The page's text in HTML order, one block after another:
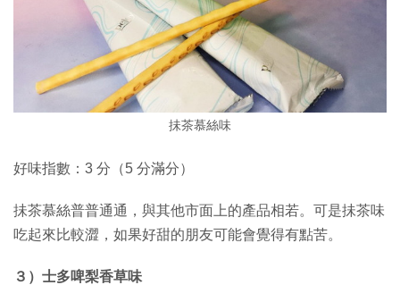
抺茶慕絲味
好味指數：3 分（5 分滿分）
抺茶慕絲普普通通，與其他市面上的產品相若。可是抺茶味
吃起來比較澀，如果好甜的朋友可能會覺得有點苦。
３）士多啤梨香草味